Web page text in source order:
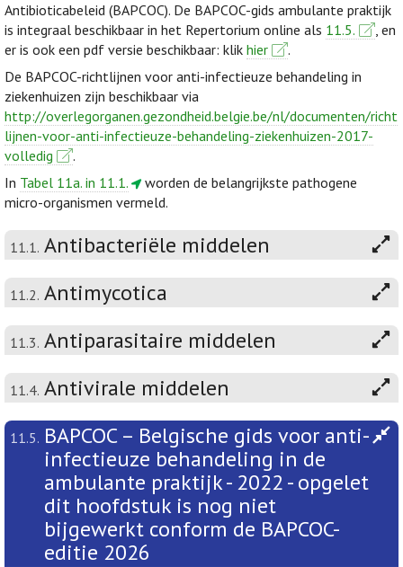
Antibioticabeleid (BAPCOC). De BAPCOC-gids ambulante praktijk
is integraal beschikbaar in het Repertorium online als 11.5.
, en
er is ook een pdf versie beschikbaar: klik hier
.
De BAPCOC-richtlijnen voor anti-infectieuze behandeling in
ziekenhuizen zijn beschikbaar via
http://overlegorganen.gezondheid.belgie.be/nl/documenten/richt
lijnen-voor-anti-infectieuze-behandeling-ziekenhuizen-2017-
volledig
.
In Tabel 11a. in 11.1.
worden de belangrijkste pathogene
micro-organismen vermeld.
11.1. Antibacteriële middelen
11.2. Antimycotica
11.3. Antiparasitaire middelen
11.4. Antivirale middelen
11.5. BAPCOC – Belgische gids voor anti-
infectieuze behandeling in de
ambulante praktijk - 2022 - opgelet
dit hoofdstuk is nog niet
bijgewerkt conform de BAPCOC-
editie 2026